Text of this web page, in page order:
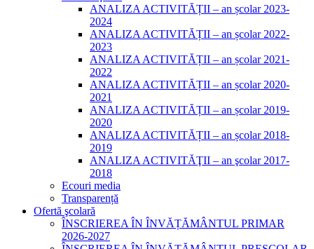
ANALIZA ACTIVITĂȚII – an școlar 2023-
2024
ANALIZA ACTIVITĂȚII – an școlar 2022-
2023
ANALIZA ACTIVITĂȚII – an școlar 2021-
2022
ANALIZA ACTIVITĂȚII – an școlar 2020-
2021
ANALIZA ACTIVITĂȚII – an școlar 2019-
2020
ANALIZA ACTIVITĂȚII – an școlar 2018-
2019
ANALIZA ACTIVITĂŢII – an şcolar 2017-
2018
Ecouri media
Transparență
Ofertă şcolară
ÎNSCRIEREA ÎN ÎNVĂȚĂMÂNTUL PRIMAR
2026-2027